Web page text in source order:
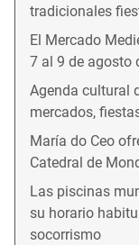
tradicionales
El Mercado
7 al 9 de agosto
Agenda cultural
mercados,
María do Ceo
Catedral de
Las piscinas
su horario
socorrismo